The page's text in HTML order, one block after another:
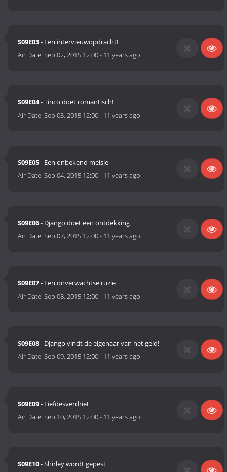
S09E03- Een intervieuwopdracht!
Air Date:Sep 02, 2015 12:00- 11 years ago
S09E04- Tinco doet romantisch!
Air Date:Sep 03, 2015 12:00- 11 years ago
S09E05- Een onbekend meisje
Air Date:Sep 04, 2015 12:00- 11 years ago
S09E06- Django doet een ontdekking
Air Date:Sep 07, 2015 12:00- 11 years ago
S09E07- Een onverwachtse ruzie
Air Date:Sep 08, 2015 12:00- 11 years ago
S09E08- Django vindt de eigenaar van het geld!
Air Date:Sep 09, 2015 12:00- 11 years ago
S09E09- Liefdesverdriet
Air Date:Sep 10, 2015 12:00- 11 years ago
S09E10- Shirley wordt gepest